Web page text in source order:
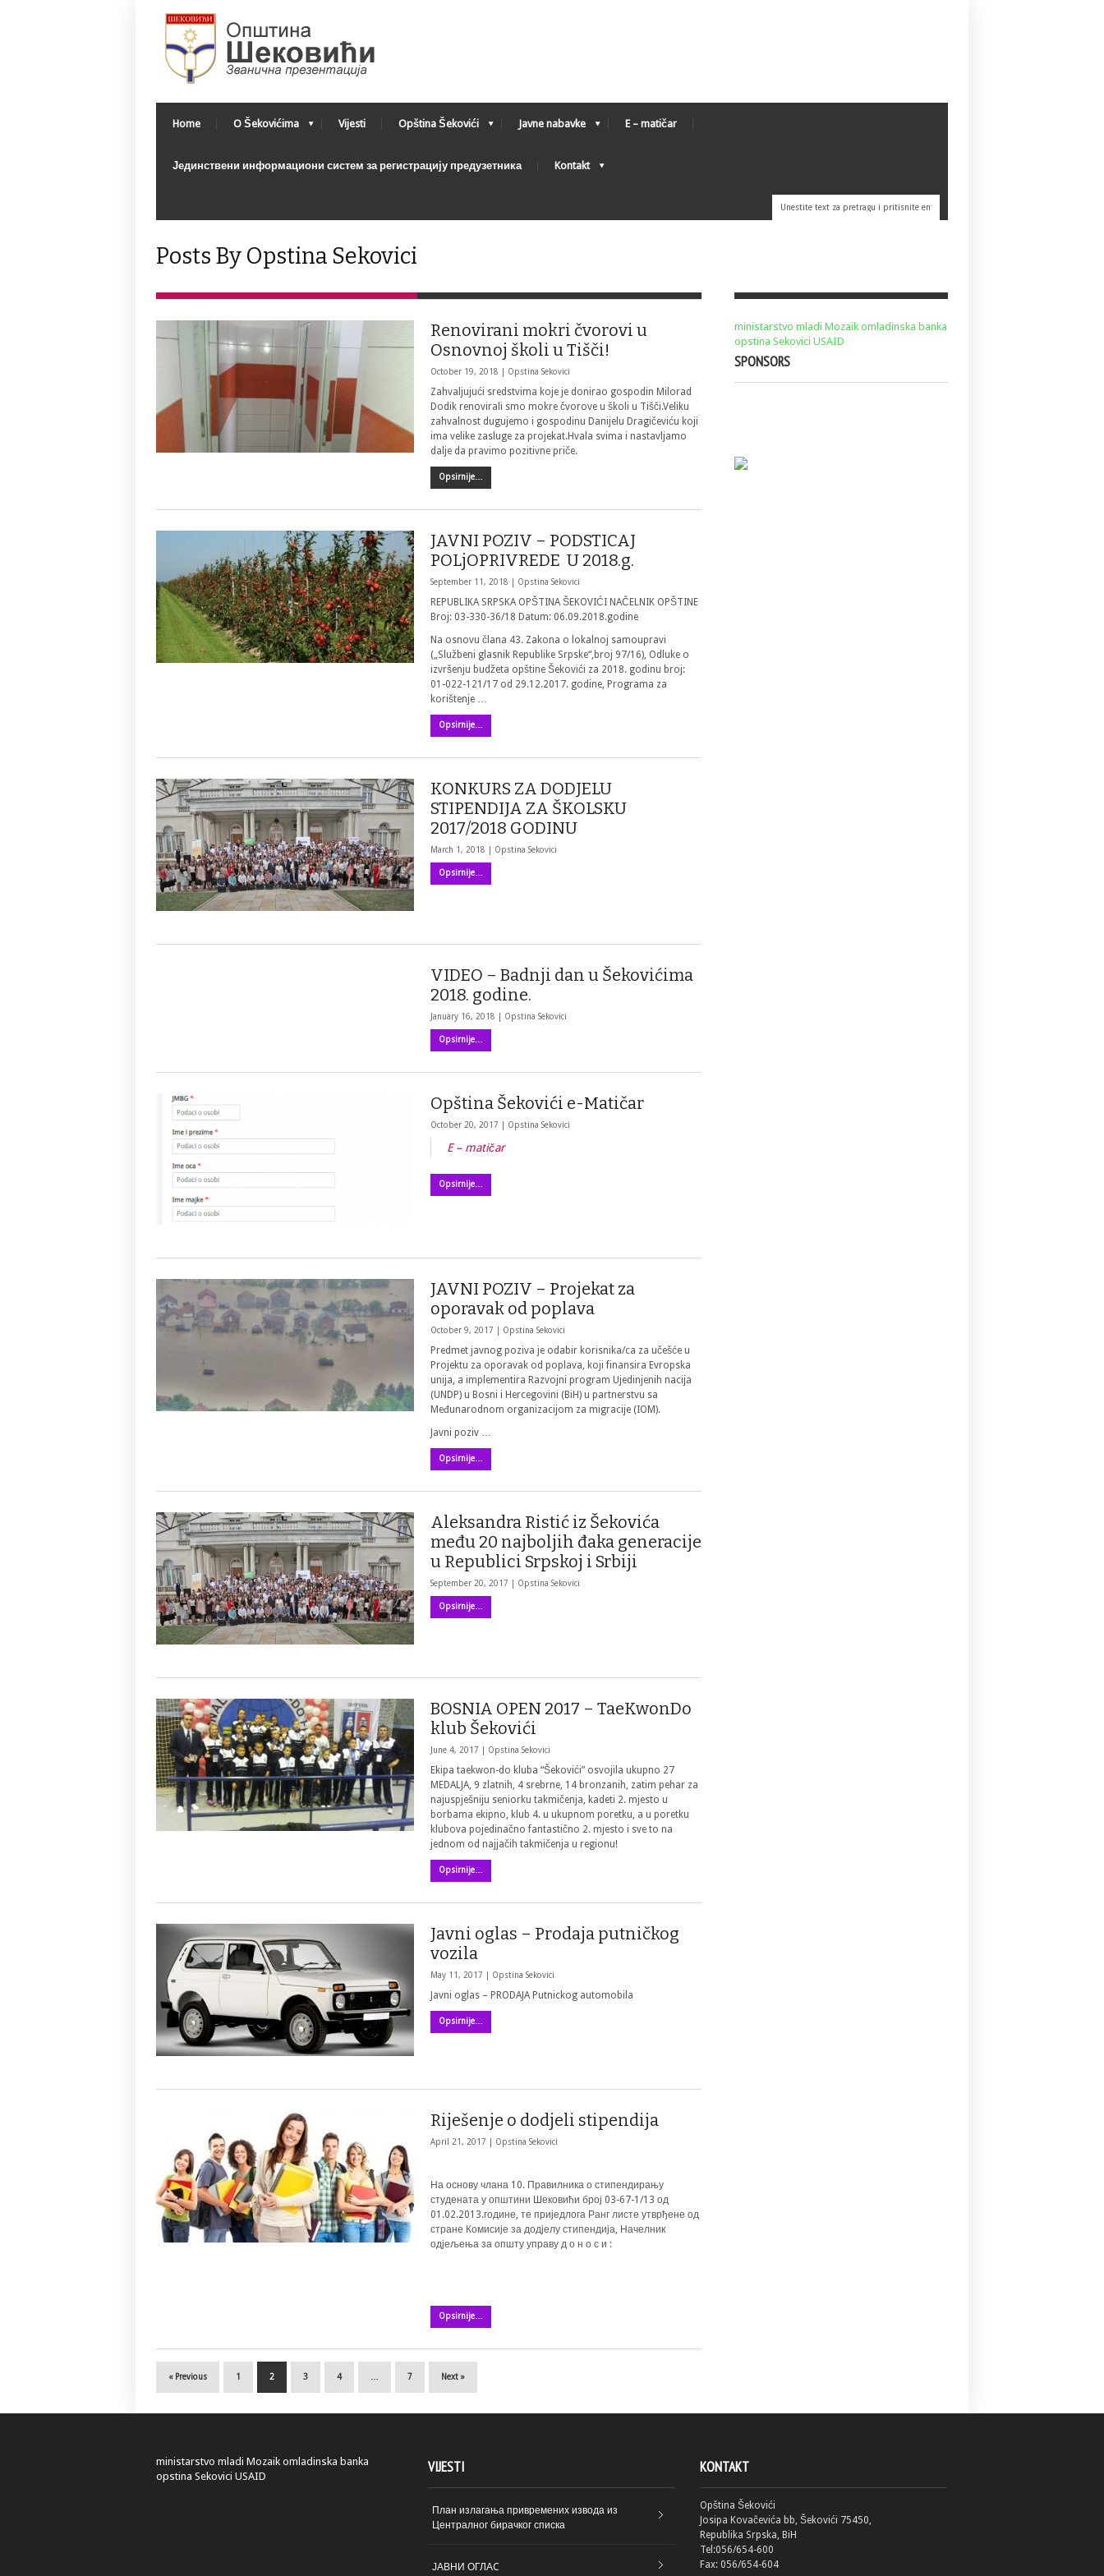
Home O Šekovićima Vijesti Opština Šekovići Javne nabavke E – matičar
Јединствени информациони систем за регистрацију предузетника Kontakt
Posts By Opstina Sekovici
Renovirani mokri čvorovi u
Osnovnoj školi u Tišči!
October 19, 2018 | Opstina Sekovici
Zahvaljujući sredstvima koje je donirao gospodin Milorad
Dodik renovirali smo mokre čvorove u školi u Tišči.Veliku
zahvalnost dugujemo i gospodinu Danijelu Dragičeviću koji
ima velike zasluge za projekat.Hvala svima i nastavljamo
dalje da pravimo pozitivne priče.
Opsirnije…
JAVNI POZIV – PODSTICAJ
POLjOPRIVREDE U 2018.g.
September 11, 2018 | Opstina Sekovici
REPUBLIKA SRPSKA OPŠTINA ŠEKOVIĆI NAČELNIK OPŠTINE
Broj: 03-330-36/18 Datum: 06.09.2018.godine
Na osnovu člana 43. Zakona o lokalnoj samoupravi
(„Službeni glasnik Republike Srpske“,broj 97/16), Odluke o
izvršenju budžeta opštine Šekovići za 2018. godinu broj:
01-022-121/17 od 29.12.2017. godine, Programa za
korištenje …
Opsirnije…
KONKURS ZA DODJELU
STIPENDIJA ZA ŠKOLSKU
2017/2018 GODINU
March 1, 2018 | Opstina Sekovici
Opsirnije…
VIDEO – Badnji dan u Šekovićima
2018. godine.
January 16, 2018 | Opstina Sekovici
Opsirnije…
Opština Šekovići e-Matičar
October 20, 2017 | Opstina Sekovici
E – matičar
Opsirnije…
JAVNI POZIV – Projekat za
oporavak od poplava
October 9, 2017 | Opstina Sekovici
Predmet javnog poziva je odabir korisnika/ca za učešće u
Projektu za oporavak od poplava, koji finansira Evropska
unija, a implementira Razvojni program Ujedinjenih nacija
(UNDP) u Bosni i Hercegovini (BiH) u partnerstvu sa
Međunarodnom organizacijom za migracije (IOM).
Javni poziv …
Opsirnije…
Aleksandra Ristić iz Šekovića
među 20 najboljih đaka generacije
u Republici Srpskoj i Srbiji
September 20, 2017 | Opstina Sekovici
Opsirnije…
BOSNIA OPEN 2017 – TaeKwonDo
klub Šekovići
June 4, 2017 | Opstina Sekovici
Ekipa taekwon-do kluba “Šekovići” osvojila ukupno 27
MEDALJA, 9 zlatnih, 4 srebrne, 14 bronzanih, zatim pehar za
najuspješniju seniorku takmičenja, kadeti 2. mjesto u
borbama ekipno, klub 4. u ukupnom poretku, a u poretku
klubova pojedinačno fantastično 2. mjesto i sve to na
jednom od najjačih takmičenja u regionu!
Opsirnije…
Javni oglas – Prodaja putničkog
vozila
May 11, 2017 | Opstina Sekovici
Javni oglas – PRODAJA Putnickog automobila
Opsirnije…
Riješenje o dodjeli stipendija
April 21, 2017 | Opstina Sekovici
На основу члана 10. Правилника о стипендирању
студената у општини Шековићи број 03-67-1/13 од
01.02.2013.године, те приједлога Ранг листе утврђене од
стране Комисије за додјелу стипендија, Начелник
одјељења за општу управу д о н о с и :
Opsirnije…
« Previous 1 2 3 4 7 Next »
ministarstvo mladi Mozaik omladinska banka
opstina Sekovici USAID
SPONSORS
ministarstvo mladi Mozaik omladinska banka
opstina Sekovici USAID
VIJESTI
План излагања привремених извода из
Централног бирачког списка
ЈАВНИ ОГЛАC
KONTAKT
Opština Šekovići
Josipa Kovačevića bb, Šekovići 75450,
Republika Srpska, BiH
Tel:056/654-600
Fax: 056/654-604